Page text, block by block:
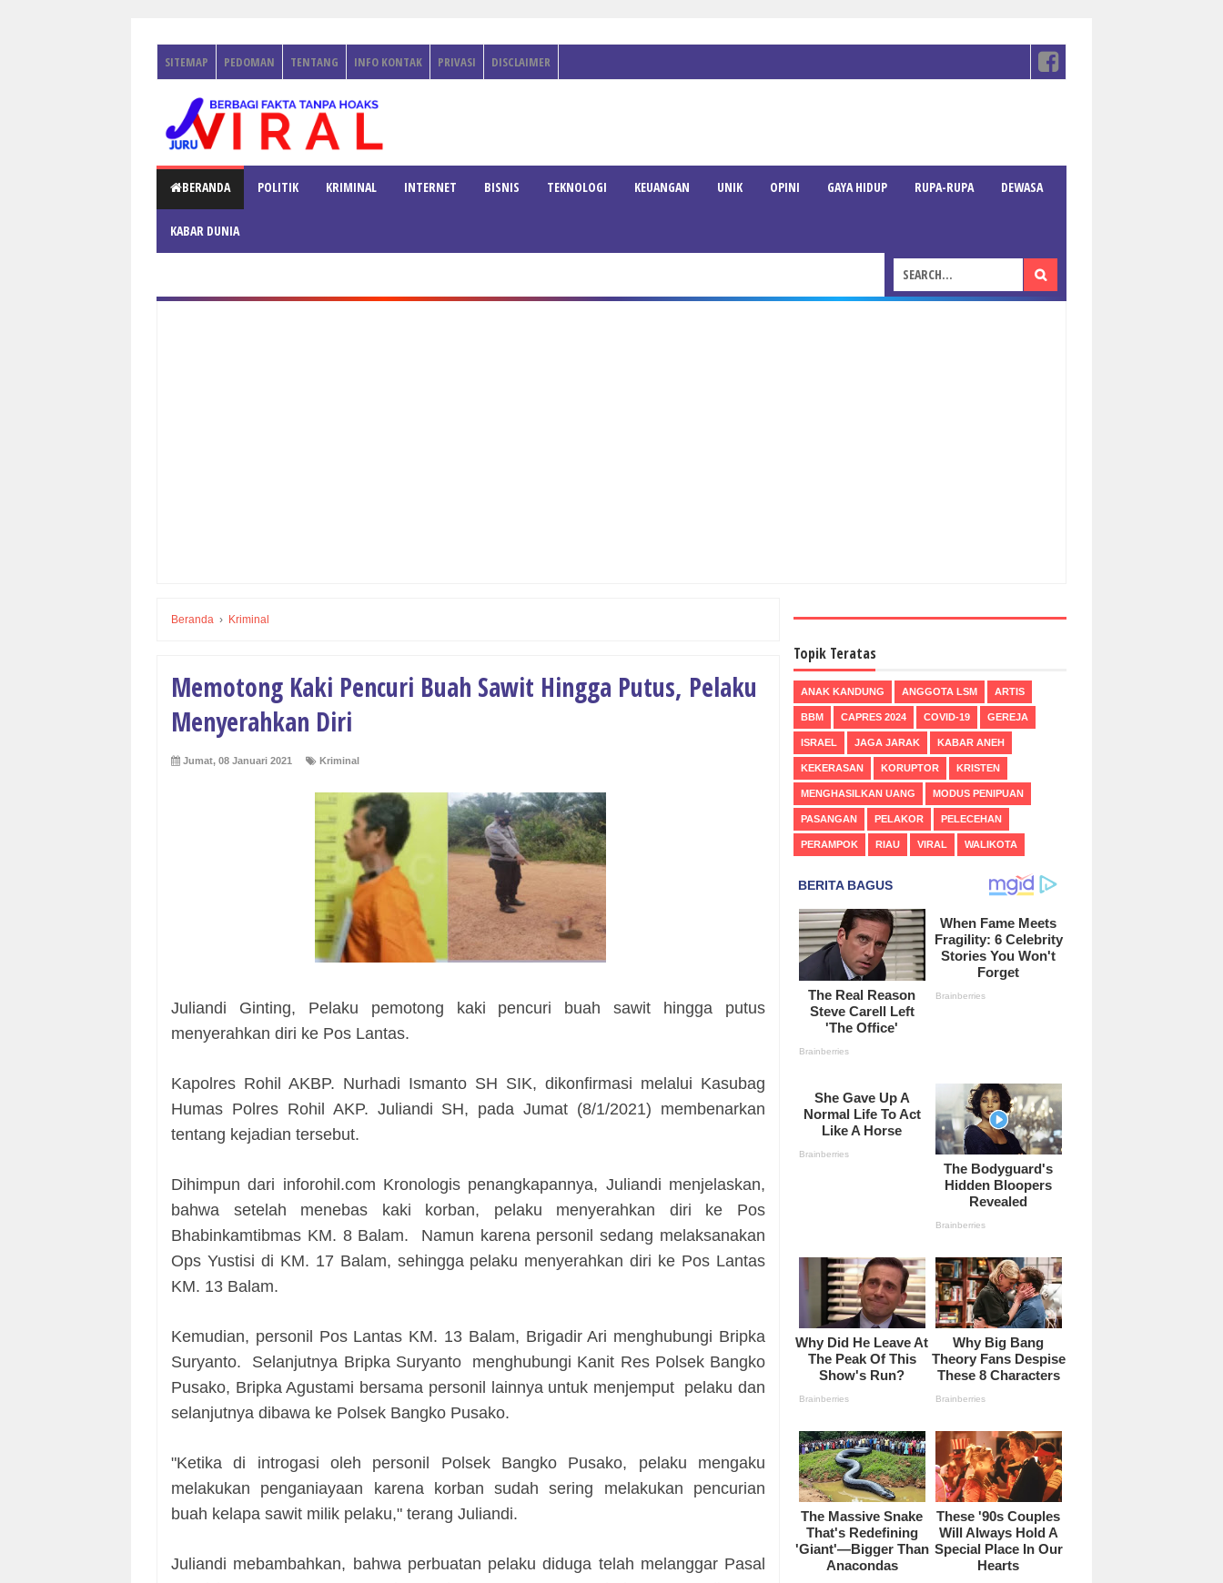
SITEMAP PEDOMAN TENTANG INFO KONTAK PRIVASI DISCLAIMER
BERANDA POLITIK KRIMINAL INTERNET BISNIS TEKNOLOGI KEUANGAN UNIK OPINI GAYA HIDUP RUPA-RUPA DEWASA
KABAR DUNIA
Beranda › Kriminal
Memotong Kaki Pencuri Buah Sawit Hingga Putus, Pelaku
Menyerahkan Diri
Jumat, 08 Januari 2021 Kriminal
Juliandi Ginting, Pelaku pemotong kaki pencuri buah sawit hingga putus
menyerahkan diri ke Pos Lantas.
Kapolres Rohil AKBP. Nurhadi Ismanto SH SIK, dikonfirmasi melalui Kasubag
Humas Polres Rohil AKP. Juliandi SH, pada Jumat (8/1/2021) membenarkan
tentang kejadian tersebut.
Dihimpun dari inforohil.com Kronologis penangkapannya, Juliandi menjelaskan,
bahwa setelah menebas kaki korban, pelaku menyerahkan diri ke Pos
Bhabinkamtibmas KM. 8 Balam. Namun karena personil sedang melaksanakan
Ops Yustisi di KM. 17 Balam, sehingga pelaku menyerahkan diri ke Pos Lantas
KM. 13 Balam.
Kemudian, personil Pos Lantas KM. 13 Balam, Brigadir Ari menghubungi Bripka
Suryanto. Selanjutnya Bripka Suryanto menghubungi Kanit Res Polsek Bangko
Pusako, Bripka Agustami bersama personil lainnya untuk menjemput pelaku dan
selanjutnya dibawa ke Polsek Bangko Pusako.
"Ketika di introgasi oleh personil Polsek Bangko Pusako, pelaku mengaku
melakukan penganiayaan karena korban sudah sering melakukan pencurian
buah kelapa sawit milik pelaku," terang Juliandi.
Juliandi mebambahkan, bahwa perbuatan pelaku diduga telah melanggar Pasal
Topik Teratas
ANAK KANDUNG ANGGOTA LSM ARTIS
BBM CAPRES 2024 COVID-19 GEREJA
ISRAEL JAGA JARAK KABAR ANEH
KEKERASAN KORUPTOR KRISTEN
MENGHASILKAN UANG MODUS PENIPUAN
PASANGAN PELAKOR PELECEHAN
PERAMPOK RIAU VIRAL WALIKOTA